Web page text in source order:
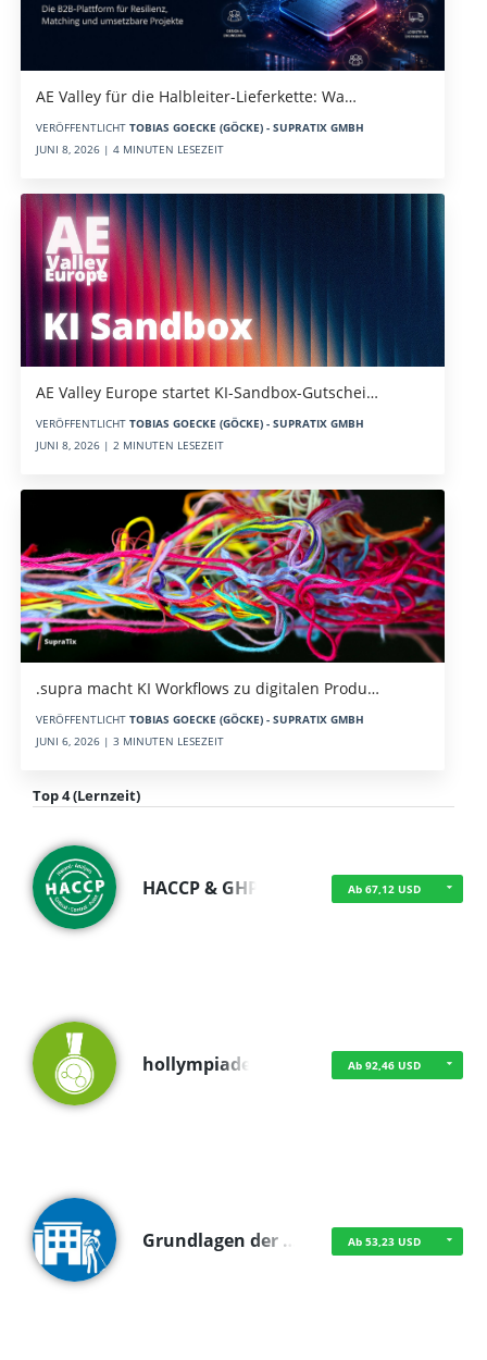
AE Valley für die Halbleiter-Lieferkette: Wa…
VERÖFFENTLICHT TOBIAS GOECKE (GÖCKE) - SUPRATIX GMBH
JUNI 8, 2026 | 4 MINUTEN LESEZEIT
AE Valley Europe startet KI-Sandbox-Gutschei…
VERÖFFENTLICHT TOBIAS GOECKE (GÖCKE) - SUPRATIX GMBH
JUNI 8, 2026 | 2 MINUTEN LESEZEIT
.supra macht KI Workflows zu digitalen Produ…
VERÖFFENTLICHT TOBIAS GOECKE (GÖCKE) - SUPRATIX GMBH
JUNI 6, 2026 | 3 MINUTEN LESEZEIT
Top 4 (Lernzeit)
HACCP & GHP Ab 67,12 USD
hollympiade Ab 92,46 USD
Grundlagen der … Ab 53,23 USD